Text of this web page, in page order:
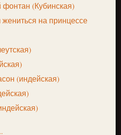
(Кубинская)
на принцессе
(индейская)